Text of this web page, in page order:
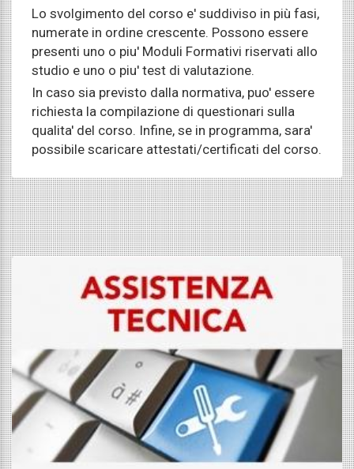
Lo svolgimento del corso e' suddiviso in più fasi,
numerate in ordine crescente. Possono essere
presenti uno o piu' Moduli Formativi riservati allo
studio e uno o piu' test di valutazione.
In caso sia previsto dalla normativa, puo' essere
richiesta la compilazione di questionari sulla
qualita' del corso. Infine, se in programma, sara'
possibile scaricare attestati/certificati del corso.